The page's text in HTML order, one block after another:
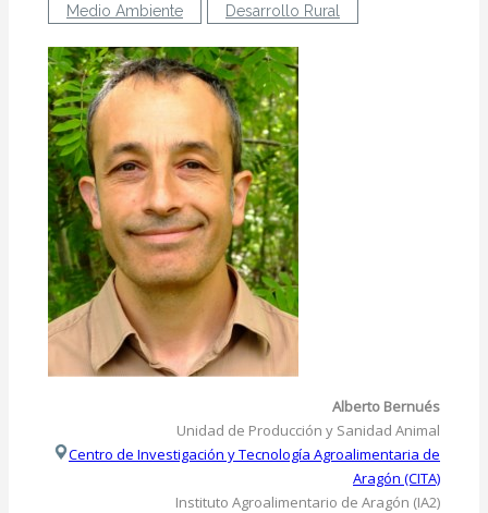
Medio Ambiente Desarrollo Rural
Alberto Bernués
Unidad de Producción y Sanidad Animal
Centro de Investigación y Tecnología Agroalimentaria de
Aragón (CITA)
Instituto Agroalimentario de Aragón (IA2)